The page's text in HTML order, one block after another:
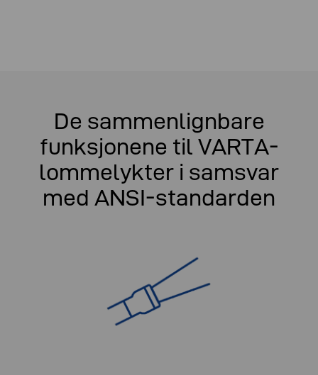
De sammenlignbare
funksjonene til VARTA-
lommelykter i samsvar
med ANSI-standarden